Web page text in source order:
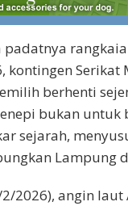
kontingen Serikat
berhenti
bukan
sejarah,
Lampung
2026), angin laut